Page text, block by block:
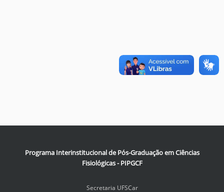
Programa Interinstitucional de Pós-Graduação em Ciências
Fisiológicas - PIPGCF
Secretaria UFSCar